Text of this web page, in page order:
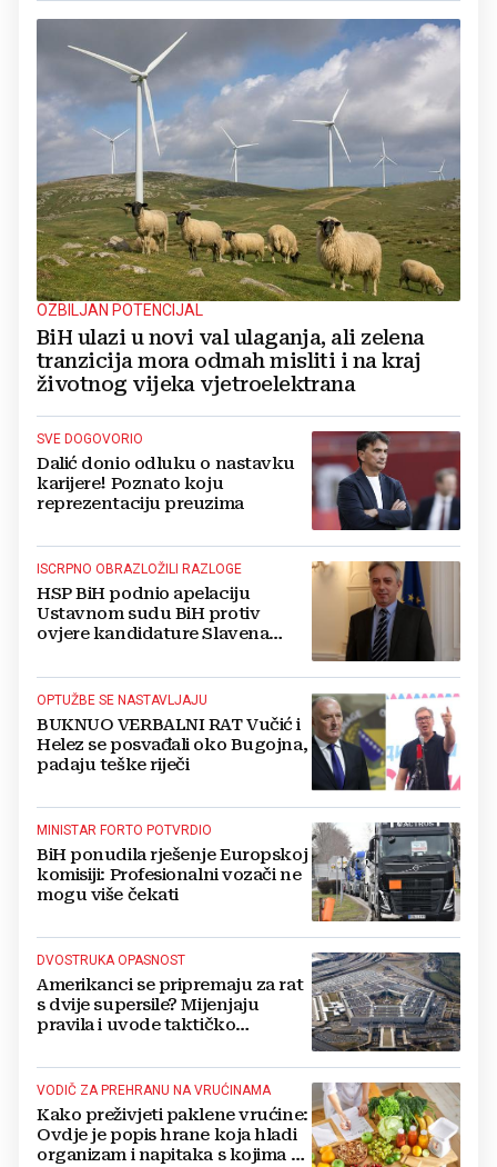
OZBILJAN POTENCIJAL
BiH ulazi u novi val ulaganja, ali zelena
tranzicija mora odmah misliti i na kraj
životnog vijeka vjetroelektrana
SVE DOGOVORIO
Dalić donio odluku o nastavku
karijere! Poznato koju
reprezentaciju preuzima
ISCRPNO OBRAZLOŽILI RAZLOGE
HSP BiH podnio apelaciju
Ustavnom sudu BiH protiv
ovjere kandidature Slavena
OPTUŽBE SE NASTAVLJAJU
BUKNUO VERBALNI RAT Vučić i
Helez se posvađali oko Bugojna,
padaju teške riječi
MINISTAR FORTO POTVRDIO
BiH ponudila rješenje Europskoj
komisiji: Profesionalni vozači ne
mogu više čekati
DVOSTRUKA OPASNOST
Amerikanci se pripremaju za rat
s dvije supersile? Mijenjaju
pravila i uvode taktičko
VODIČ ZA PREHRANU NA VRUĆINAMA
Kako preživjeti paklene vrućine:
Ovdje je popis hrane koja hladi
organizam i napitaka s kojima si